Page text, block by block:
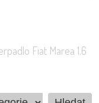
Fiat Marea 1.6